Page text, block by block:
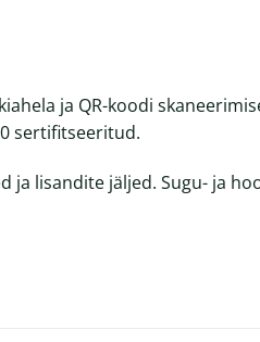
ja QR-koodi
sertifitseeritud.
ja lisandite jäljed. Sugu- ja